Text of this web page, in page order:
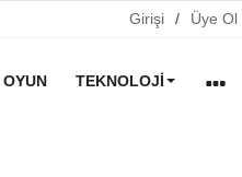
Girişi / Üye Ol
OYUN TEKNOLOJI